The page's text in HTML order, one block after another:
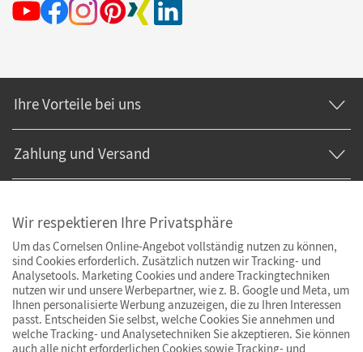
Ihre Vorteile bei uns
Zahlung und Versand
Wir respektieren Ihre Privatsphäre
Um das Cornelsen Online-Angebot vollständig nutzen zu können,
sind Cookies erforderlich. Zusätzlich nutzen wir Tracking- und
Analysetools. Marketing Cookies und andere Trackingtechniken
nutzen wir und unsere Werbepartner, wie z. B. Google und Meta, um
Ihnen personalisierte Werbung anzuzeigen, die zu Ihren Interessen
passt. Entscheiden Sie selbst, welche Cookies Sie annehmen und
welche Tracking- und Analysetechniken Sie akzeptieren. Sie können
auch alle nicht erforderlichen Cookies sowie Tracking- und